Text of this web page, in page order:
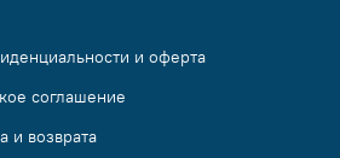
и оферта
соглашение
и возврата